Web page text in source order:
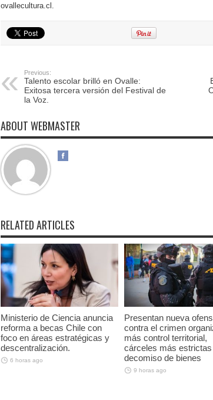
ovallecultura.cl.
Previous:
Talento escolar brilló en Ovalle:
Exitosa tercera versión del Festival de
la Voz.
ABOUT WEBMASTER
RELATED ARTICLES
Ministerio de Ciencia anuncia
reforma a becas Chile con
foco en áreas estratégicas y
descentralización.
6 horas ago
Presentan nueva
contra el crimen
más control territorial,
cárceles más
decomiso de bienes
9 horas ago